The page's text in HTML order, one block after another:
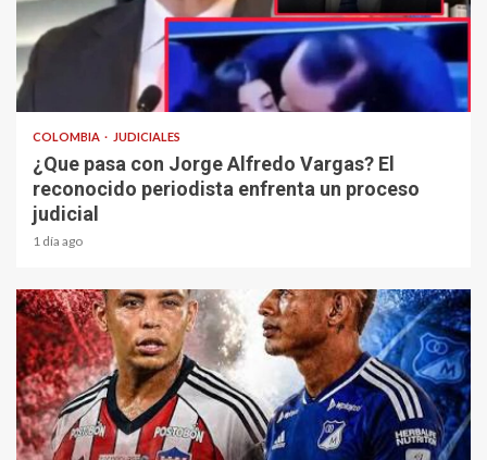
COLOMBIA JUDICIALES
¿Que pasa con Jorge Alfredo Vargas? El
reconocido periodista enfrenta un proceso
judicial
1 día ago